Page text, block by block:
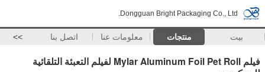
Dongguan Bright Packaging Co., Ltd.
بيت منتجات معلومات عنا اتصل بنا >>
فيلم Mylar Aluminum Foil Pet Roll لفيلم التعبئة التلقائية